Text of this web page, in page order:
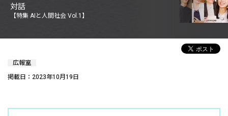
対話
【特集 AIと人間社会 Vol.1】
広報室
掲載日：2023年10月19日